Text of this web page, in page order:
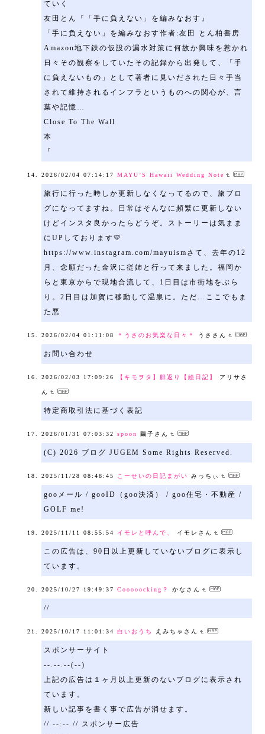
ていく
友田とん『「手に負えない」を編みなおす』
「手に負えない」を編みなおす作者:友田 とん柏書房
Amazon地下鉄の仮設の漏水対策に何故か興味を惹かれ
日々その観察をしていたその記録から出発して、「手
に負えないもの」として著者に見いだされた日々手当
されて維持されるインフラというものへの関心が、言
葉や記憶…
Close To The Wall
本
『
2026/02/04 07:14:17 MAYU’S Hawaii Wedding Note
旅行に行った時しか更新しなくなってるので、旅ブロ
グになってますね。日常はそんなに頻繁に更新しない
けどインスタ良かったらどうぞ。ストーリーは気まま
にUPしております💛
https://www.instagram.com/mayuismさて、去年の12
月、念願だった金沢に従姉と行って来ました。福岡か
らと東京からで現地合流して、1日目は市街地をぶら
り。2日目は加賀に移動して温泉に。ただ…ここでもま
た悪
2026/02/04 01:11:08 ＊うさのお気楽な日々＊ うささん
お問い合わせ
2026/02/03 17:09:26 【キモヲタ】腓返り【絵日記】 アリサさ
ん
特定商取引法に基づく表記
2026/01/31 07:03:32 spoon 繭子さん
(C) 2026 ブログ JUGEM Some Rights Reserved.
2025/11/28 08:48:45 こーせいの日記まがい みっちぃ
gooメール / gooID（goo決済） / goo住宅・不動産 /
GOLF me!
2025/11/11 08:55:54 イモレと呼んで、 イモレさん
この広告は、90日以上更新していないブログに表示し
ています。
2025/10/27 19:49:37 Cooooocking？ かなさん
//
2025/10/17 11:01:34 白いおうち えみちゃさん
スポンサーサイト
--.--.--(--)
上記の広告は１ヶ月以上更新のないブログに表示され
ています。
新しい記事を書く事で広告が消せます。
// --:-- // スポンサー広告